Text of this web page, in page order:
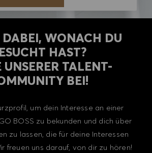
DABEI, WONACH DU
HAST?
UNSERER TALENT-
BEI!
um dein Interesse an einer
BOSS zu bekunden und dich über
zu lassen, die für deine Interessen
freuen uns darauf, von dir zu hören!